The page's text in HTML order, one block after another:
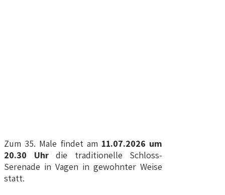
Zum 35. Male findet am 11.07.2026 um
20.30 Uhrdie traditionelle Schloss-
Serenade in Vagen in gewohnter Weise
statt.